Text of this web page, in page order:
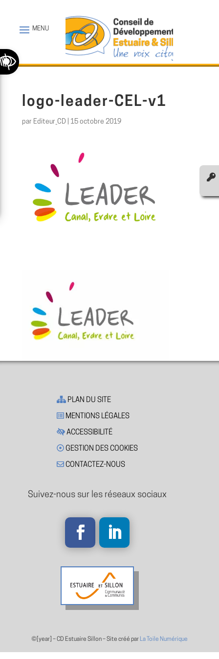
la barre d’outils
logo-leader-CEL-v1
par Editeur_CD 15 octobre 2019
PLAN DU SITE
MENTIONS LÉGALES
ACCESSIBILITÉ
GESTION DES COOKIES
CONTACTEZ-NOUS
Suivez-nous sur les réseaux sociaux
©[year] –CD Estuaire Sillon – Site créé par La Toile Numérique